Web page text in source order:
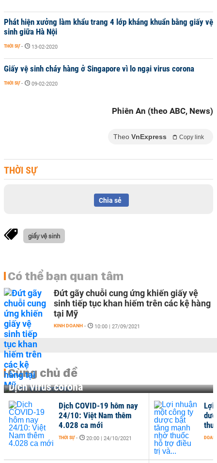
Phát hiện xưởng làm khẩu trang 4 lớp kháng khuẩn bằng giấy vệ
sinh giữa Hà Nội
THỜI SỰ - 13-02-2020
Giấy vệ sinh cháy hàng ở Singapore vì lo ngại virus corona
THỜI SỰ - 09-02-2020
Phiên An (theo ABC, News)
Theo VnExpress Copy link
THỜI SỰ
Chia sẻ
giấy vệ sinh
Có thể bạn quan tâm
Đứt gãy chuỗi cung ứng khiến giấy vệ
sinh tiếp tục khan hiếm trên các kệ hàng
tại Mỹ
KINH DOANH - 10:00 | 27/09/2021
Cùng chủ đề
Dịch virus corona
Dịch COVID-19 hôm nay
24/10: Việt Nam thêm
4.028 ca mới
THỜI SỰ - 20:00 | 24/10/2021
Lợi